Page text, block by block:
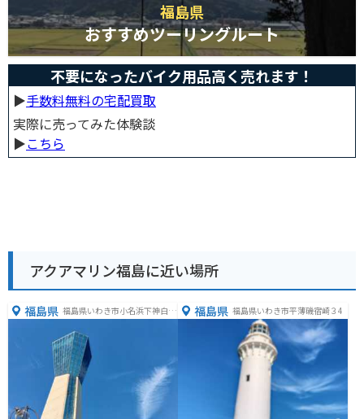
福島県
おすすめツーリングルート
不要になったバイク用品高く売れます！
▶︎手数料無料の宅配買取
実際に売ってみた体験談
▶︎こちら
アクアマリン福島に近い場所
福島県 福島県いわき市小名浜下神白大
作９３
福島県 福島県いわき市平薄磯宿崎３4